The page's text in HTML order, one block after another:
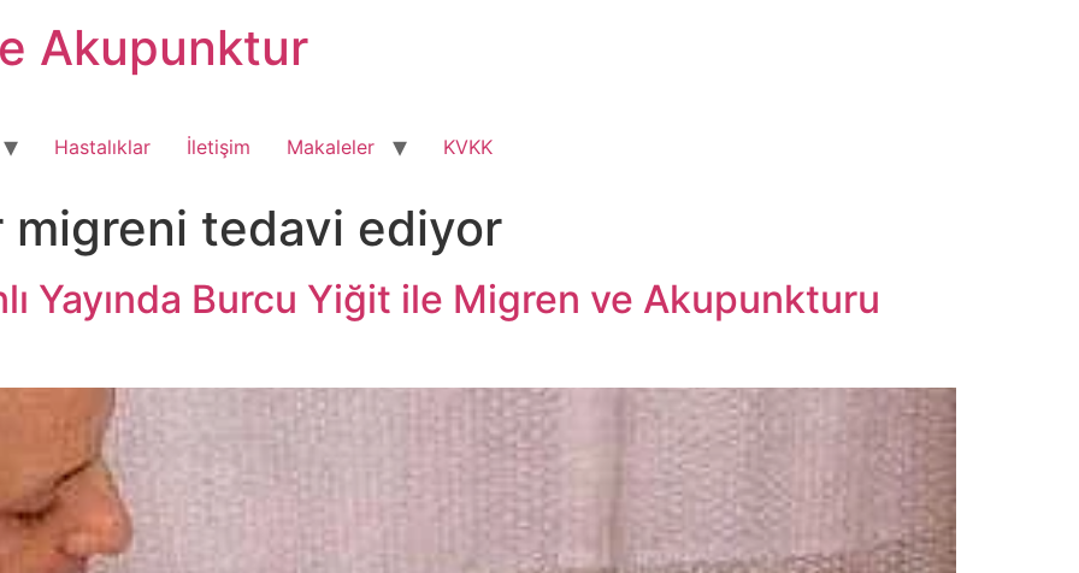
Akupunktur
Hastalıklar İletişim Makaleler KVKK
tedavi ediyor
Yayında Burcu Yiğit ile Migren ve Akupunkturu